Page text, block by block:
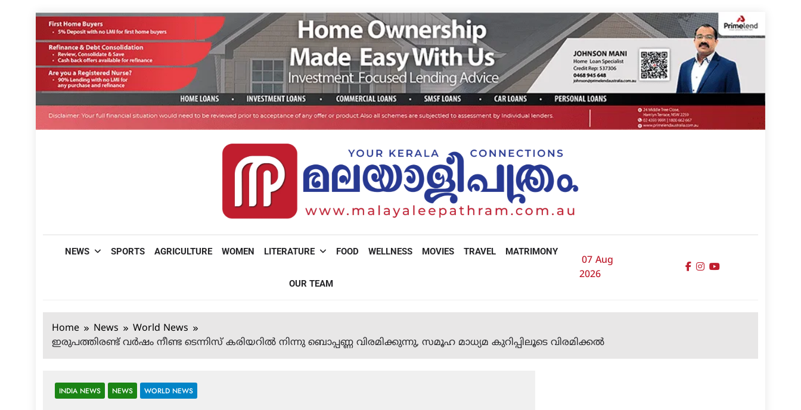
Skip
content
NEWS SPORTS AGRICULTURE WOMEN LITERATURE FOOD WELLNESS MOVIES TRAVEL MATRIMONY
OUR TEAM
07 Aug
2026
Home News
World News
ഇരുപത്തിരണ്ട് വര്‍ഷം നീണ്ട ടെന്നിസ് കരിയറില്‍ നിന്നു ബൊപ്പണ്ണ വിരമിക്കുന്നു, സമൂഹ മാധ്യമ കുറിപ്പിലൂടെ വിരമിക്കല്‍
INDIA NEWS NEWS WORLD NEWS